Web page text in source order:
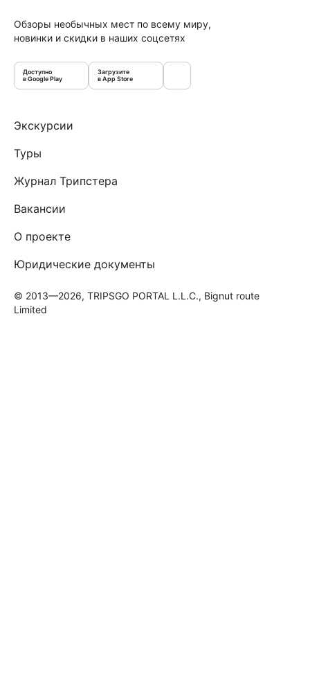
Обзоры необычных мест по всему миру,
новинки и скидки в наших соцсетях
Доступно
в Google Play
Загрузите
в App Store
Экскурсии
Туры
Журнал Трипстера
Вакансии
О проекте
Юридические документы
© 2013—2026, TRIPSGO PORTAL L.L.C., Bignut route
Limited